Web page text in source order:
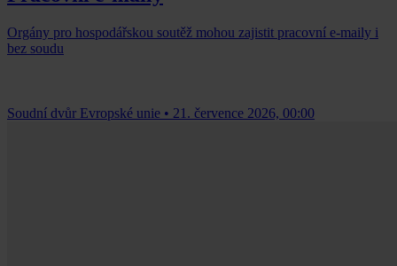
Orgány pro hospodářskou soutěž mohou zajistit pracovní e-maily i
bez soudu
Soudní dvůr Evropské unie • 21. července 2026, 00:00